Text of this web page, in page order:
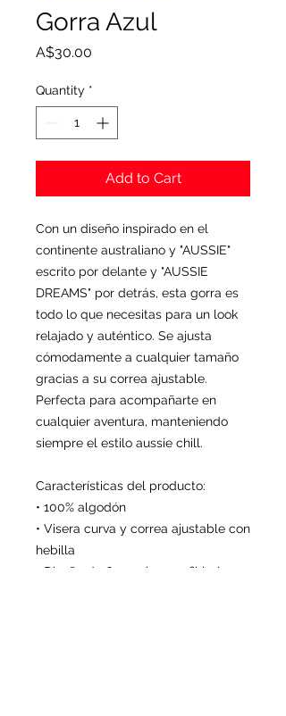
Gorra Azul
A$30.00
Quantity *
Add to Cart
Con un diseño inspirado en el
continente australiano y "AUSSIE"
escrito por delante y "AUSSIE
DREAMS" por detrás, esta gorra es
todo lo que necesitas para un look
relajado y auténtico. Se ajusta
cómodamente a cualquier tamaño
gracias a su correa ajustable.
Perfecta para acompañarte en
cualquier aventura, manteniendo
siempre el estilo aussie chill.
Características del producto:
• 100% algodón
• Visera curva y correa ajustable con
hebilla
• Diseño de 6 paneles, perfil bajo